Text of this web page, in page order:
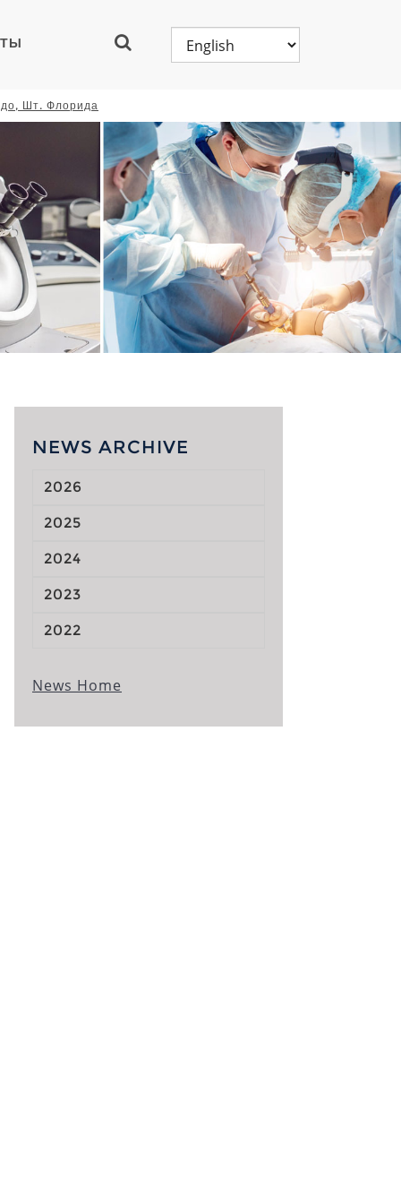
Шт. Флорида
NEWS ARCHIVE
2026
2025
2024
2023
2022
News Home